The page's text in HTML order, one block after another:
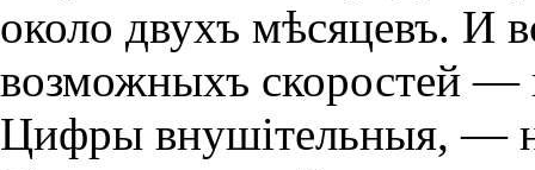
около двухъ мѣсяцевъ. И
возможныхъ скоростей —
Цифры внушiтельныя, —